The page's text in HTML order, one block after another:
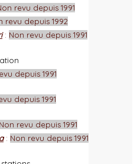
revu depuis 1991
revu depuis 1992
: Non revu depuis 1991
depuis 1991
depuis 1991
Non revu depuis 1991
: Non revu depuis 1991